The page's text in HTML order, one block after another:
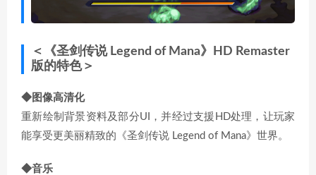
＜《圣剑传说 Legend of Mana》HD Remaster
版的特色＞
◆图像高清化
重新绘制背景资料及部分UI，并经过支援HD处理，让玩家
能享受更美丽精致的《圣剑传说 Legend of Mana》世界。
◆音乐